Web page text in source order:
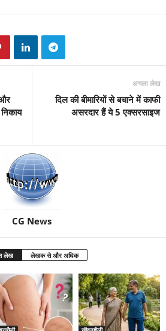
अगला लेख
दिल की बीमारियों से बचाने में काफी
असरदार हैं ये 5 एक्सरसाइज
CG News
लेख लेखक से और अधिक